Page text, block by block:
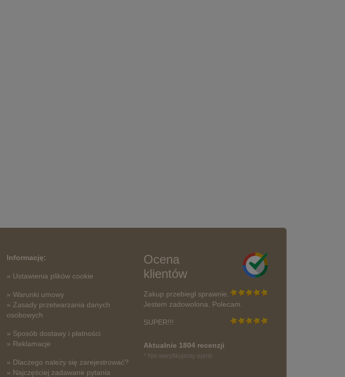
Informację:
» Ustawienia plików cookie
» Warunki umowy
» Zasady przetwarzania danych
osobowych
» Sposób dostawy i płatności
» Reklamacje
» Dlaczego należy się zarejestrować?
» Najczęściej zadawane pytania
Ocena
klientów
Zakup przebiegł sprawnie.
Jestem zadowolona. Polecam.
SUPER!!!
Aktualnie 1804 recenzji
* Nie weryfikujemy opinii